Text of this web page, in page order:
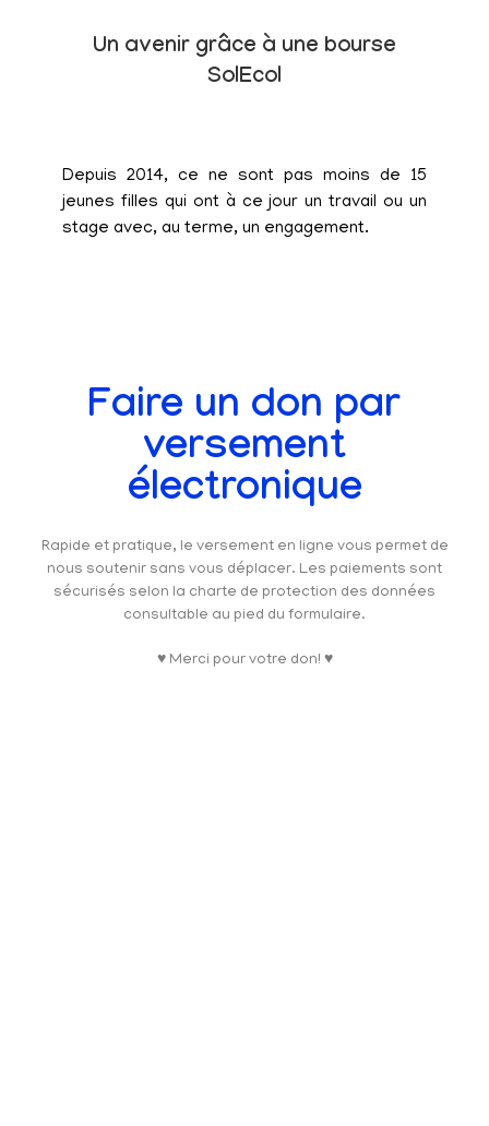
Un avenir grâce à une bourse
SolEcol
Depuis 2014, ce ne sont pas moins de 15
jeunes filles qui ont à ce jour un travail ou un
stage avec, au terme, un engagement.
Faire un don par
versement
électronique
Rapide et pratique, le versement en ligne vous permet de
nous soutenir sans vous déplacer. Les paiements sont
sécurisés selon la charte de protection des données
consultable au pied du formulaire.
♥ Merci pour votre don! ♥